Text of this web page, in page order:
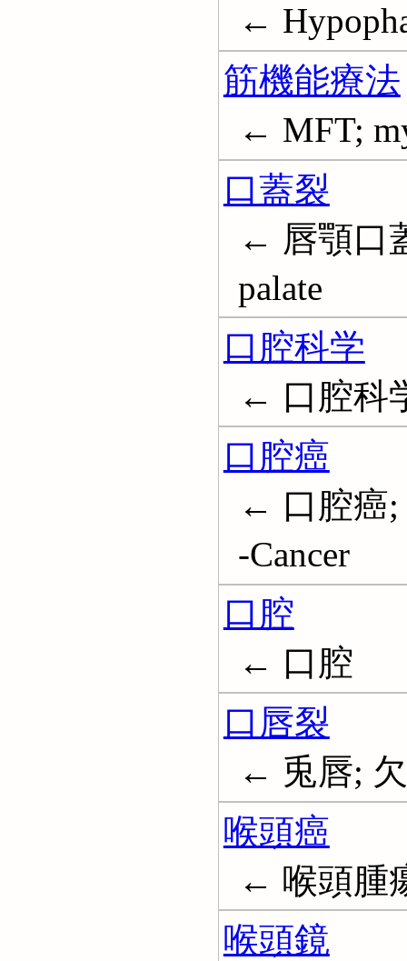
←
筋機能療法
← MFT;
口蓋裂
← 唇顎口
palate
口腔科学
← 口腔科
口腔癌
← 口腔癌;
-Cancer
口腔
← 口腔
口唇裂
← 兎唇;
喉頭癌
← 喉頭腫
喉頭鏡